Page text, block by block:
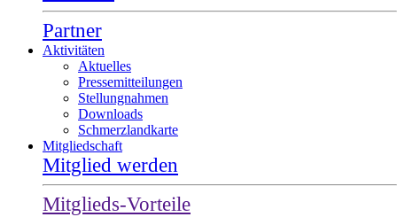
Partner
Aktivitäten
Aktuelles
Pressemitteilungen
Stellungnahmen
Downloads
Schmerzlandkarte
Mitgliedschaft
Mitglied werden
Mitglieds-Vorteile